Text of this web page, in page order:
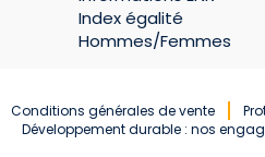
Index égalité
Hommes/Femmes
Conditions générales de vente
Développement durable : nos